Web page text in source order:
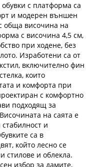
с платформа са
и модерен външен
обща височина на
с височина 4,5 см,
при ходене, без
Изработени са от
включително фин
които
и комфорта при
с комфортно
подходящ за
на саята е
и
са в
който лесно се
стилове и облекла.
избор за дамите,